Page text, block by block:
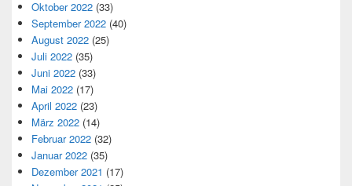
Oktober 2022 (33)
September 2022 (40)
August 2022 (25)
Juli 2022 (35)
Juni 2022 (33)
Mai 2022 (17)
April 2022 (23)
März 2022 (14)
Februar 2022 (32)
Januar 2022 (35)
Dezember 2021 (17)